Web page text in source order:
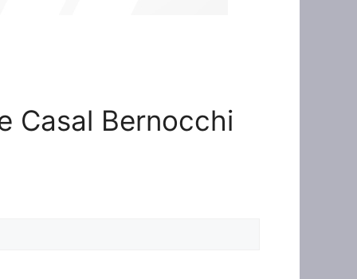
Casal Bernocchi